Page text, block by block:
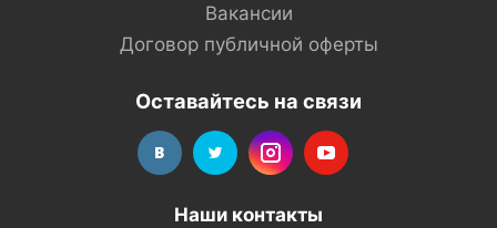
Вакансии
Договор публичной оферты
Оставайтесь на связи
Наши контакты